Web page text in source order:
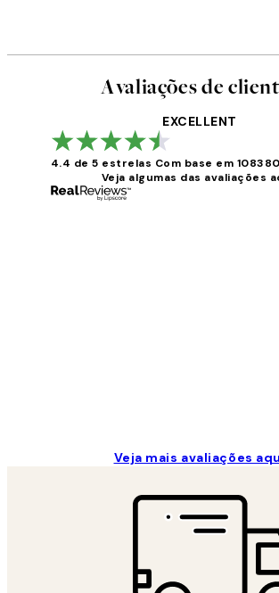
Avaliações de
EXCELLENT
4.4 de 5 estrelas Com base em
Veja algumas das avaliações
Veja mais avaliações